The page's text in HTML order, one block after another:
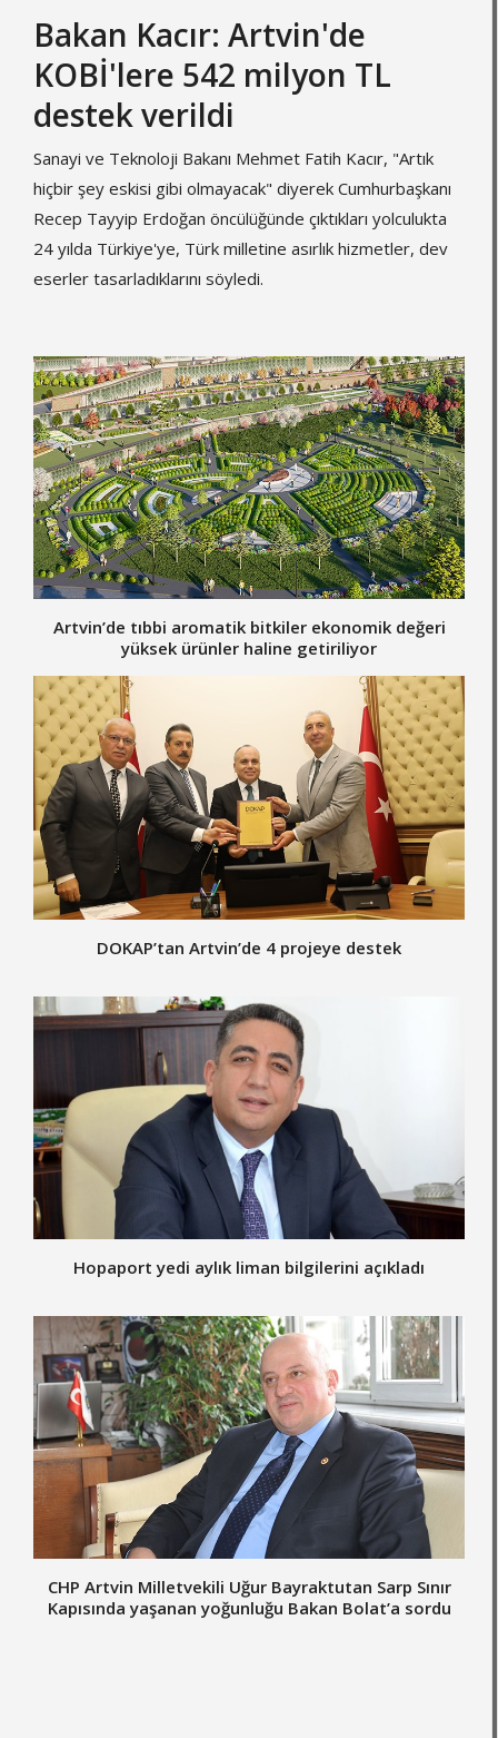
Bakan Kacır: Artvin'de
KOBİ'lere 542 milyon TL
destek verildi
Sanayi ve Teknoloji Bakanı Mehmet Fatih Kacır, "Artık
hiçbir şey eskisi gibi olmayacak" diyerek Cumhurbaşkanı
Recep Tayyip Erdoğan öncülüğünde çıktıkları yolculukta
24 yılda Türkiye'ye, Türk milletine asırlık hizmetler, dev
eserler tasarladıklarını söyledi.
Artvin’de tıbbi aromatik bitkiler ekonomik değeri
yüksek ürünler haline getiriliyor
DOKAP’tan Artvin’de 4 projeye destek
Hopaport yedi aylık liman bilgilerini açıkladı
CHP Artvin Milletvekili Uğur Bayraktutan Sarp Sınır
Kapısında yaşanan yoğunluğu Bakan Bolat’a sordu